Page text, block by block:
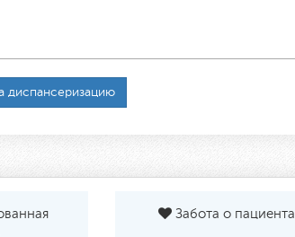
диспансеризацию
Забота о